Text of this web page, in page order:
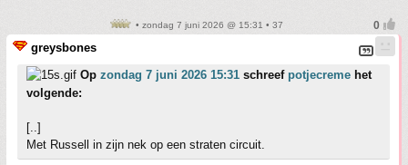
• zondag 7 juni 2026 @ 15:31 • 37
greysbones
Op zondag 7 juni 2026 15:31 schreef potjecreme het
volgende:
[..]
Met Russell in zijn nek op een straten circuit.